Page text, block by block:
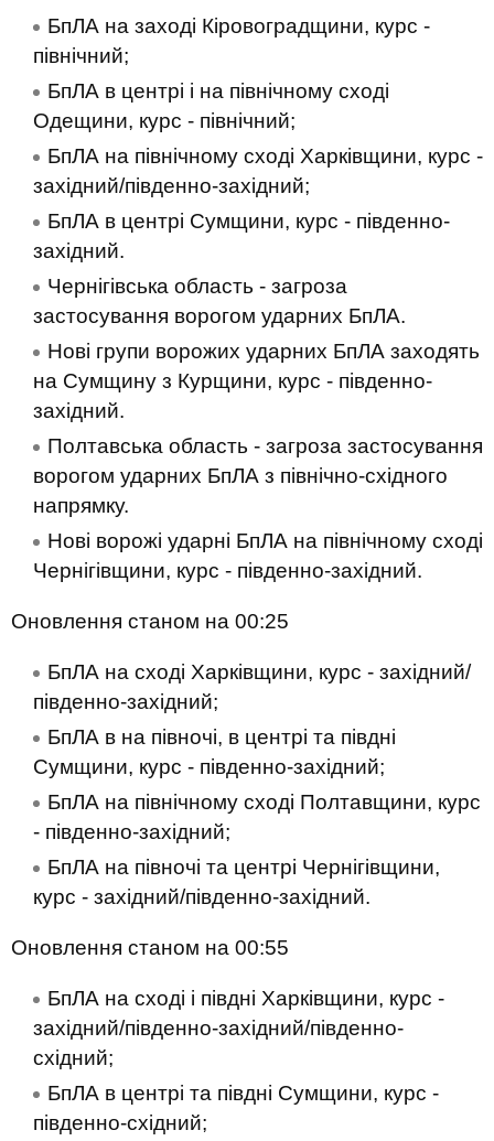
БпЛА на заході Кіровоградщини, курс -
північний;
БпЛА в центрі і на північному сході
Одещини, курс - північний;
БпЛА на північному сході Харківщини, курс -
західний/південно-західний;
БпЛА в центрі Сумщини, курс - південно-
західний.
Чернігівська область - загроза
застосування ворогом ударних БпЛА.
Нові групи ворожих ударних БпЛА заходять
на Сумщину з Курщини, курс - південно-
західний.
Полтавська область - загроза застосування
ворогом ударних БпЛА з північно-східного
напрямку.
Нові ворожі ударні БпЛА на північному сході
Чернігівщини, курс - південно-західний.
Оновлення станом на 00:25
БпЛА на сході Харківщини, курс - західний/
південно-західний;
БпЛА в на півночі, в центрі та півдні
Сумщини, курс - південно-західний;
БпЛА на північному сході Полтавщини, курс
- південно-західний;
БпЛА на півночі та центрі Чернігівщини,
курс - західний/південно-західний.
Оновлення станом на 00:55
БпЛА на сході і півдні Харківщини, курс -
західний/південно-західний/південно-
східний;
БпЛА в центрі та півдні Сумщини, курс -
південно-східний;